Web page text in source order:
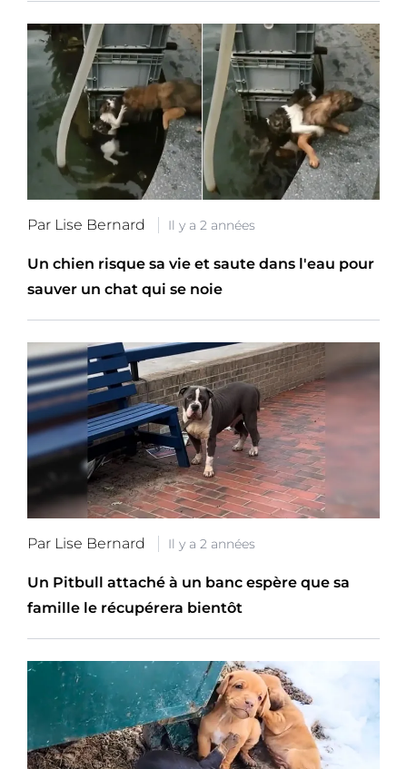
Par Lise Bernard Il y a 2 années
Un chien risque sa vie et saute dans l'eau pour
sauver un chat qui se noie
Par Lise Bernard Il y a 2 années
Un Pitbull attaché à un banc espère que sa
famille le récupérera bientôt